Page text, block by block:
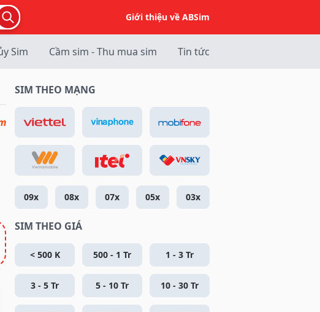
Giới thiệu về ABSim
Sim Cầm sim - Thu mua sim Tin tức
SIM THEO MẠNG
09x 08x 07x 05x 03x
SIM THEO GIÁ
< 500 K 500 - 1 Tr 1 - 3 Tr
3 - 5 Tr 5 - 10 Tr 10 - 30 Tr